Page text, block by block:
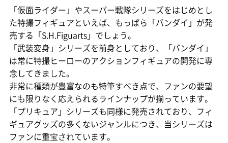
「仮面ライダー」やスーパー戦隊シリーズをはじめとし
た特撮フィギュアといえば、もっぱら「バンダイ」が発
売する「S.H.Figuarts」でしょう。
「武装変身」シリーズを前身としており、「バンダイ」
は常に特撮ヒーローのアクションフィギュアの開発に専
念してきました。
非常に種類が豊富なのも特筆すべき点で、ファンの要望
にも限りなく応えられるラインナップが揃っています。
「プリキュア」シリーズも同様に発売されており、フィ
ギュアグッズの多くないジャンルにつき、当シリーズは
ファンに重宝されています。